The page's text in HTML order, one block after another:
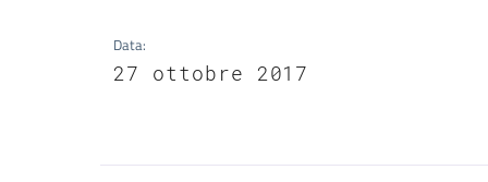
Data:
27 ottobre 2017